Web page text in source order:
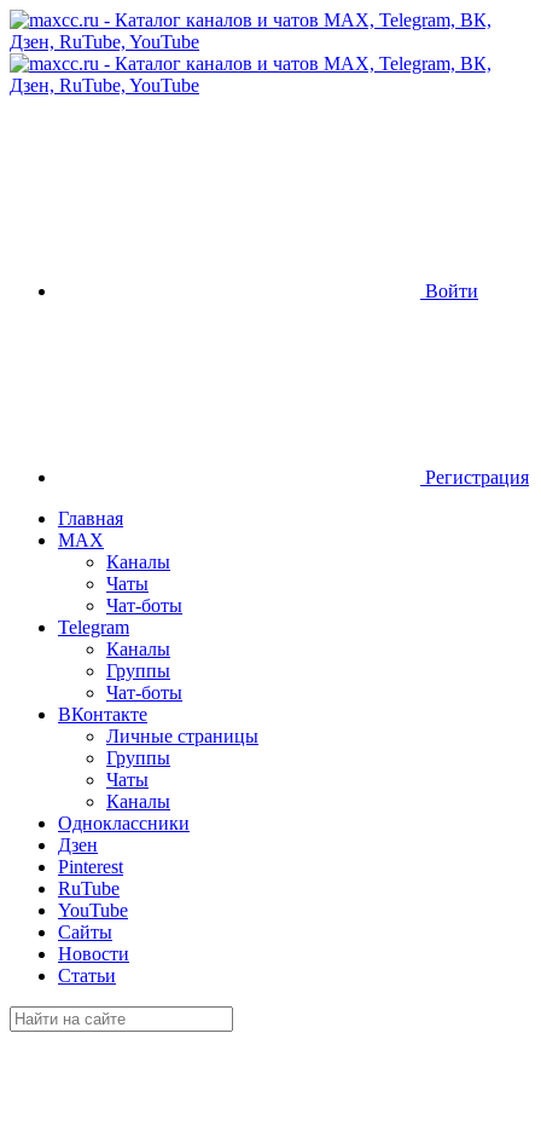
Войти
Регистрация
Главная
MAX
Каналы
Чаты
Чат-боты
Telegram
Каналы
Группы
Чат-боты
ВКонтакте
Личные страницы
Группы
Чаты
Каналы
Одноклассники
Дзен
Pinterest
RuTube
YouTube
Сайты
Новости
Статьи